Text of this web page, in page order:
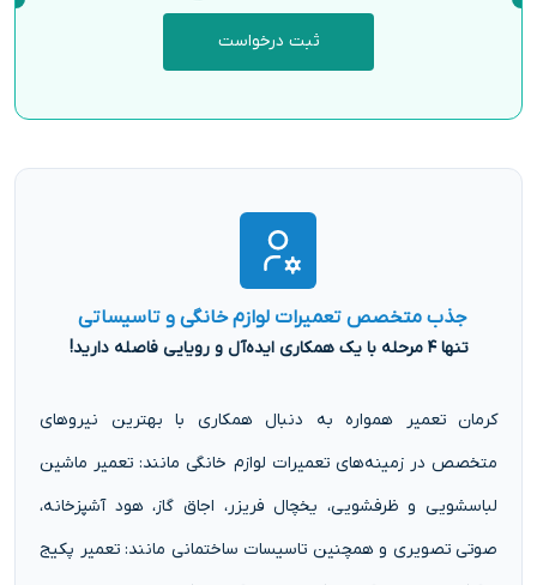
ثبت درخواست
جذب متخصص تعمیرات لوازم خانگی و تاسیساتی
تنها ۴ مرحله با یک همکاری ایده‌آل و رویایی فاصله دارید!
کرمان تعمیر همواره به دنبال همکاری با بهترین نیروهای
متخصص در زمینه‌های تعمیرات لوازم خانگی مانند: تعمیر ماشین
لباسشویی و ظرفشویی، یخچال فریزر، اجاق گاز، هود آشپزخانه،
صوتی تصویری و همچنین تاسیسات ساختمانی مانند: تعمیر پکیج